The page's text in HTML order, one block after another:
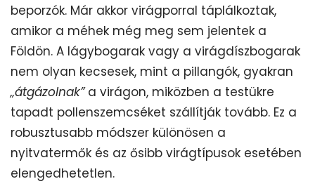
beporzók. Már akkor virágporral táplálkoztak,
amikor a méhek még meg sem jelentek a
Földön. A lágybogarak vagy a virágdíszbogarak
nem olyan kecsesek, mint a pillangók, gyakran
„átgázolnak”a virágon, miközben a testükre
tapadt pollenszemcséket szállítják tovább. Ez a
robusztusabb módszer különösen a
nyitvatermők és az ősibb virágtípusok esetében
elengedhetetlen.